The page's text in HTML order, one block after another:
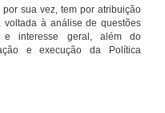
sua vez, tem por atribuição
voltada à análise de questões
e interesse geral, além do
e execução da Política